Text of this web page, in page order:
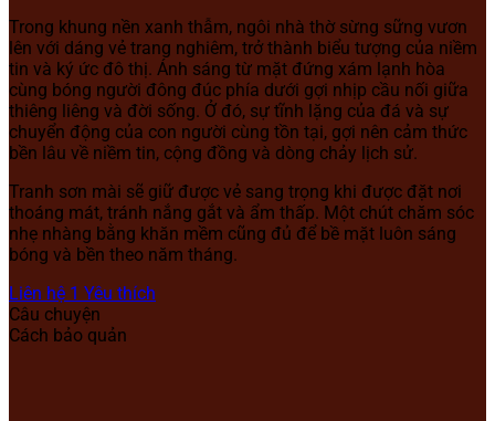
Trong khung nền xanh thẫm, ngôi nhà thờ sừng sững vươn
lên với dáng vẻ trang nghiêm, trở thành biểu tượng của niềm
tin và ký ức đô thị. Ánh sáng từ mặt đứng xám lạnh hòa
cùng bóng người đông đúc phía dưới gợi nhịp cầu nối giữa
thiêng liêng và đời sống. Ở đó, sự tĩnh lặng của đá và sự
chuyển động của con người cùng tồn tại, gợi nên cảm thức
bền lâu về niềm tin, cộng đồng và dòng chảy lịch sử.
Tranh sơn mài sẽ giữ được vẻ sang trọng khi được đặt nơi
thoáng mát, tránh nắng gắt và ẩm thấp. Một chút chăm sóc
nhẹ nhàng bằng khăn mềm cũng đủ để bề mặt luôn sáng
bóng và bền theo năm tháng.
Liên hệ 1 Yêu thích
Câu chuyện
Cách bảo quản